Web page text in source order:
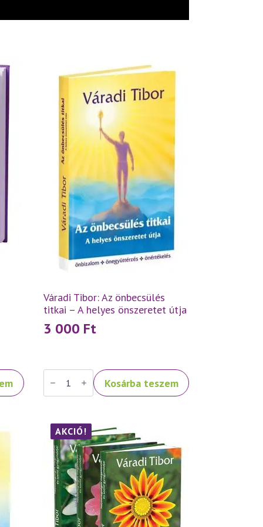
Váradi Tibor: Az önbecsülés
titkai – A helyes önszeretet útja
3 000 Ft
Váradi
Tibor:
Az
helyes
önszeretet
útja
mennyiség
Kosárba teszem
AKCIÓ!